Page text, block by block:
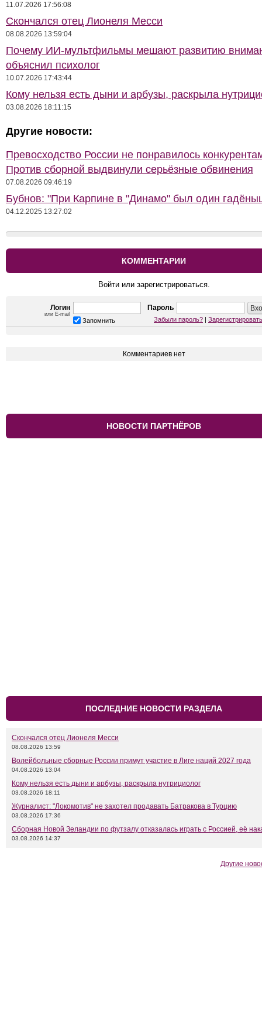
11.07.2026 17:56:08
Скончался отец Лионеля Месси
08.08.2026 13:59:04
Почему ИИ-мультфильмы мешают развитию
объяснил психолог
10.07.2026 17:43:44
Кому нельзя есть дыни и арбузы, раскрыла
03.08.2026 18:11:15
Другие новости:
Превосходство России не понравилось
Против сборной выдвинули серьёзные обвинения
07.08.2026 09:46:19
Бубнов: "При Карпине в "Динамо" был один
04.12.2025 13:27:02
КОММЕНТАРИИ
Войти или зарегистрироваться.
Логин
или E-mail
Пароль
Запомнить Забыли пароль? |
Комментариев нет
НОВОСТИ ПАРТНЁРОВ
ПОСЛЕДНИЕ НОВОСТИ РАЗДЕЛА
Скончался отец Лионеля Месси
08.08.2026 13:59
Волейбольные сборные России примут участие в Лиге наций 2027 года
04.08.2026 13:04
Кому нельзя есть дыни и арбузы, раскрыла нутрициолог
03.08.2026 18:11
Журналист: "Локомотив" не захотел продавать Батракова в Турцию
03.08.2026 17:36
Сборная Новой Зеландии по футзалу отказалась играть с Россией, её
03.08.2026 14:37
Другие